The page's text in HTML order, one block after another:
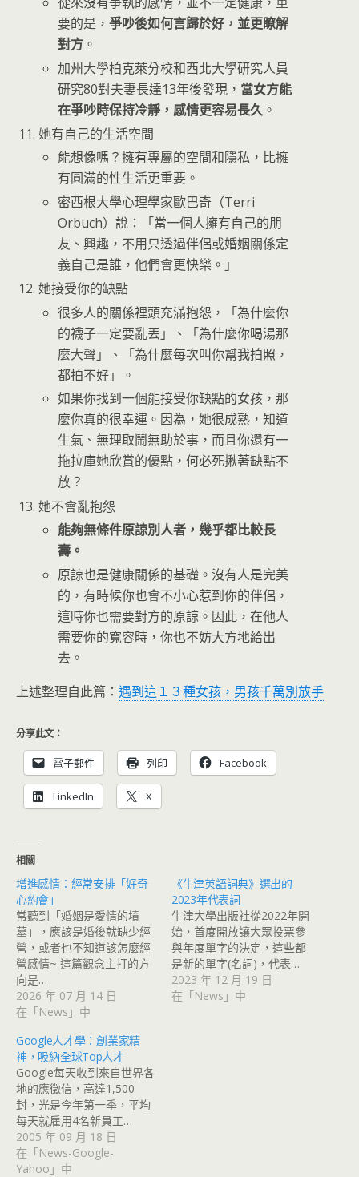
要的是，爭吵後如何言歸於好，並更瞭解
對方 。
加州大學柏克萊分校和西北大學研究人員
研究80對夫妻長達13年後發現， 當女方能
在爭吵時保持冷靜，感情更容易長久 。
她有自己的生活空間
能想像嗎？擁有專屬的空間和隱私，比擁
有圓滿的性生活更重要。
密西根大學心理學家歐巴奇（Terri
Orbuch）說：「當一個人擁有自己的朋
友、興趣，不用只透過伴侶或婚姻關係定
義自己是誰，他們會更快樂。」
她接受你的缺點
很多人的關係裡頭充滿抱怨，「為什麼你
的襪子一定要亂丟」、「為什麼你喝湯那
麼大聲」、「為什麼每次叫你幫我拍照，
都拍不好」。
如果你找到一個能接受你缺點的女孩，那
麼你真的很幸運。因為，她很成熟，知道
生氣、無理取鬧無助於事，而且你還有一
拖拉庫她欣賞的優點，何必死揪著缺點不
放？
她不會亂抱怨
能夠無條件原諒別人者，幾乎都比較長
壽。
原諒也是健康關係的基礎。沒有人是完美
的，有時候你也會不小心惹到你的伴侶，
這時你也需要對方的原諒。因此，在他人
需要你的寬容時，你也不妨大方地給出
去。
上述整理自此篇： 遇到這１３種女孩，男孩千萬別放手
分享此文：
電子郵件 列印 Facebook
LinkedIn X
相關
增進感情：經常安排「好奇
心約會」
常聽到「婚姻是愛情的墳
墓」，應該是婚後就缺少經
營，或者也不知道該怎麼經
營感情~ 這篇觀念主打的方
向是…
2026 年 07 月 14 日
在「News」中
《牛津英語詞典》選出的
2023年代表詞
牛津大學出版社從2022年開
始，首度開放讓大眾投票參
與年度單字的決定，這些都
是新的單字(名詞)，代表…
2023 年 12 月 19 日
在「News」中
Google人才學：創業家精
神，吸納全球Top人才
Google每天收到來自世界各
地的應徵信，高達1,500
封，光是今年第一季，平均
每天就雇用4名新員工…
2005 年 09 月 18 日
在「News-Google-
Yahoo」中